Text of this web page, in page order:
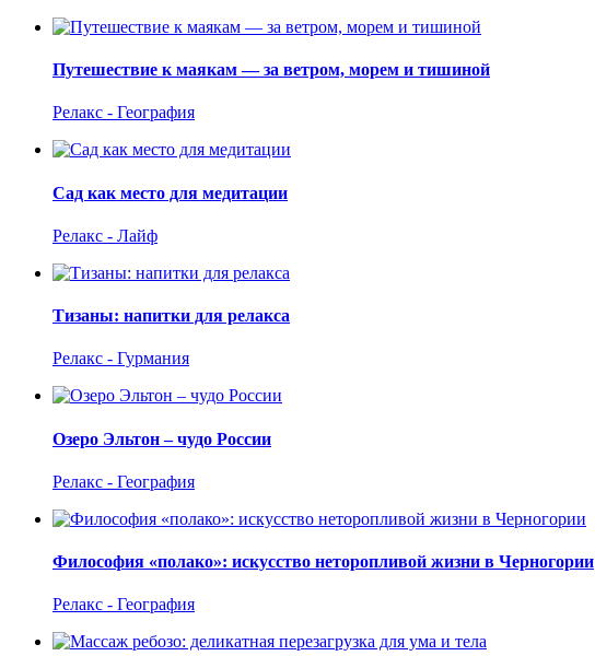
Путешествие к маякам — за ветром, морем и тишиной
Релакс - География
Сад как место для медитации
Релакс - Лайф
Тизаны: напитки для релакса
Релакс - Гурмания
Озеро Эльтон – чудо России
Релакс - География
Философия «полако»: искусство неторопливой жизни в Черногории
Релакс - География